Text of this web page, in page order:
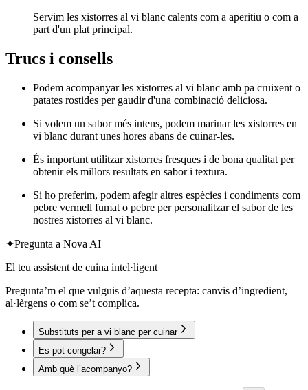
Servim les xistorres al vi blanc calents com a aperitiu o com a
part d'un plat principal.
Trucs i consells
Podem acompanyar les xistorres al vi blanc amb pa cruixent o
patates rostides per gaudir d'una combinació deliciosa.
Si volem un sabor més intens, podem marinar les xistorres en
vi blanc durant unes hores abans de cuinar-les.
És important utilitzar xistorres fresques i de bona qualitat per
obtenir els millors resultats en sabor i textura.
Si ho preferim, podem afegir altres espècies i condiments com
pebre vermell fumat o pebre per personalitzar el sabor de les
nostres xistorres al vi blanc.
✦Pregunta a Nova AI
El teu assistent de cuina intel·ligent
Pregunta’m el que vulguis d’aquesta recepta: canvis d’ingredient,
al·lèrgens o com se’t complica.
Substituts per a vi blanc per cuinar
Es pot congelar?
Amb què l’acompanyo?